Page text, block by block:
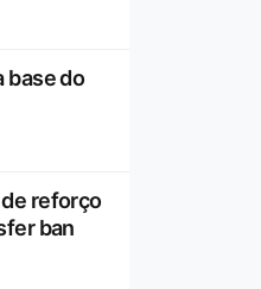
base do
reforço
ban